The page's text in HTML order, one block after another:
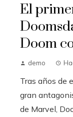
El
Doom
demo
Tras años de
gran
de Marvel,